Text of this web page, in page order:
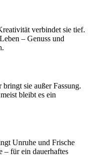
verbindet sie tief.
– Genuss und
sie außer Fassung.
bleibt es ein
Unruhe und Frische
– für ein dauerhaftes